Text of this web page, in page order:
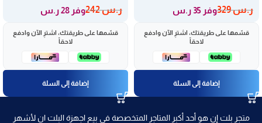
ر.س329 وفر 35 ر.س
قسّمها على طريقتك، اشترِ الآن وادفع
لاحقاً
إضافة إلى السلة
ر.س242 وفر 28 ر.س
قسّمها على طريقتك، اشترِ الآن وادفع
لاحقاً
إضافة إلى السلة
متجر بلت إن هو أحد أكبر المتاجر المتخصصة في بيع اجهزة البلت ان لأشهر